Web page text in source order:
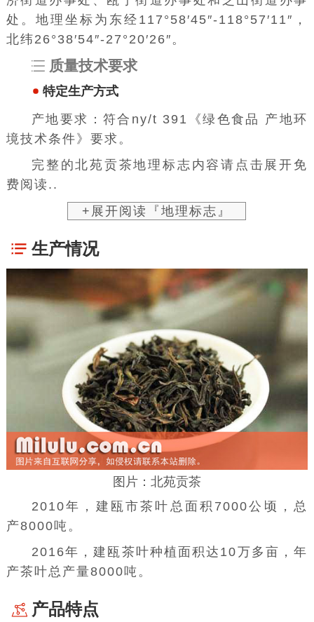
处。地理坐标为东经117°58′45″-118°57′11″，
北纬26°38′54″-27°20′26″。
质量技术要求
特定生产方式
产地要求：符合ny/t 391《绿色食品 产地环
境技术条件》要求。
完整的北苑贡茶地理标志内容请点击展开免
费阅读..
+展开阅读『地理标志』
生产情况
图片：北苑贡茶
2010年，建瓯市茶叶总面积7000公顷，总
产8000吨。
2016年，建瓯茶叶种植面积达10万多亩，年
产茶叶总产量8000吨。
产品特点